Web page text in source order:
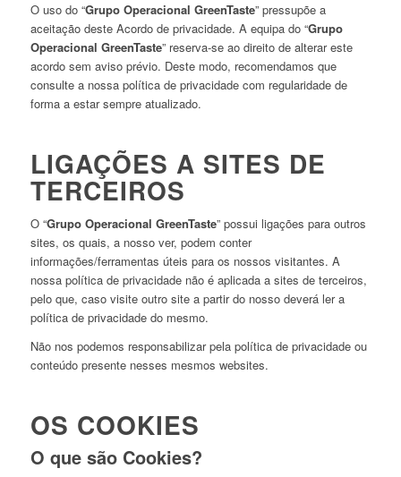
O uso do “Grupo Operacional GreenTaste” pressupõe a
aceitação deste Acordo de privacidade. A equipa do “Grupo
Operacional GreenTaste” reserva-se ao direito de alterar este
acordo sem aviso prévio. Deste modo, recomendamos que
consulte a nossa política de privacidade com regularidade de
forma a estar sempre atualizado.
LIGAÇÕES A SITES DE
TERCEIROS
O “Grupo Operacional GreenTaste” possui ligações para outros
sites, os quais, a nosso ver, podem conter
informações/ferramentas úteis para os nossos visitantes. A
nossa política de privacidade não é aplicada a sites de terceiros,
pelo que, caso visite outro site a partir do nosso deverá ler a
política de privacidade do mesmo.
Não nos podemos responsabilizar pela política de privacidade ou
conteúdo presente nesses mesmos websites.
OS COOKIES
O que são Cookies?